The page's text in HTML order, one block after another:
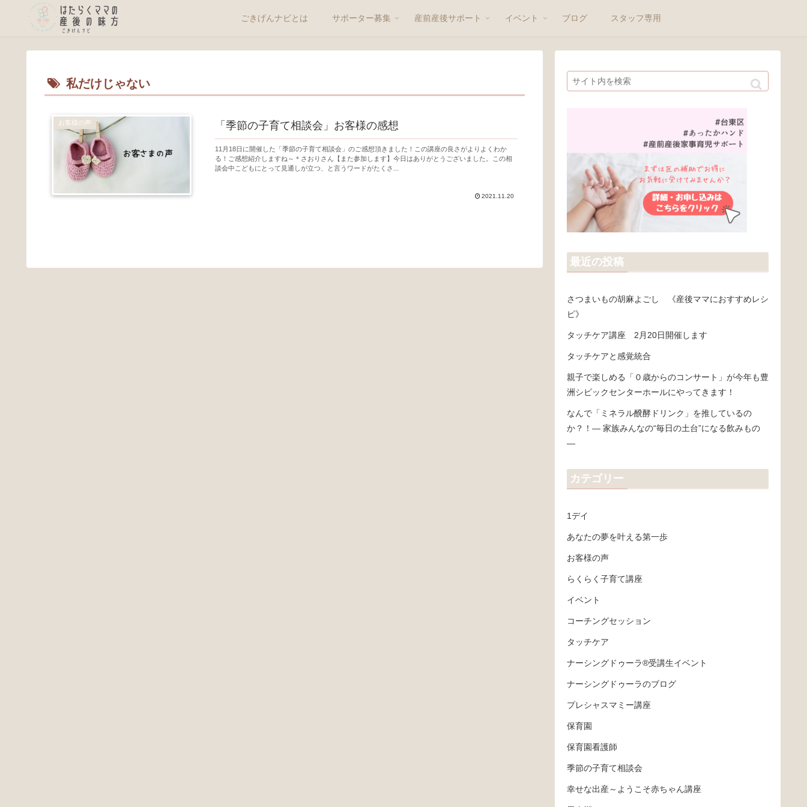
ごきげんナビとは サポーター募集 産前産後サポート イベント ブログ スタッフ専用
私だけじゃない
お客様の声 「季節の子育て相談会」お客様の感想
11月18日に開催した「季節の子育て相談会」のご感想頂きました！この講座の良さがよりよくわか
る！ご感想紹介しますね～＊さおりさん【また参加します】今日はありがとうございました。この相
談会中こどもにとって見通しが立つ、と言うワードがたくさ...
2021.11.20
最近の投稿
さつまいもの胡麻よごし 《産後ママにおすすめレシ
ピ》
タッチケア講座 2月20日開催します
タッチケアと感覚統合
親子で楽しめる「０歳からのコンサート」が今年も豊
洲シビックセンターホールにやってきます！
なんで「ミネラル醗酵ドリンク」を推しているの
か？！― 家族みんなの“毎日の土台”になる飲みもの
―
カテゴリー
1デイ
あなたの夢を叶える第一歩
お客様の声
らくらく子育て講座
イベント
コーチングセッション
タッチケア
ナーシングドゥーラ®受講生イベント
ナーシングドゥーラのブログ
プレシャスマミー講座
保育園
保育園看護師
季節の子育て相談会
幸せな出産～ようこそ赤ちゃん講座